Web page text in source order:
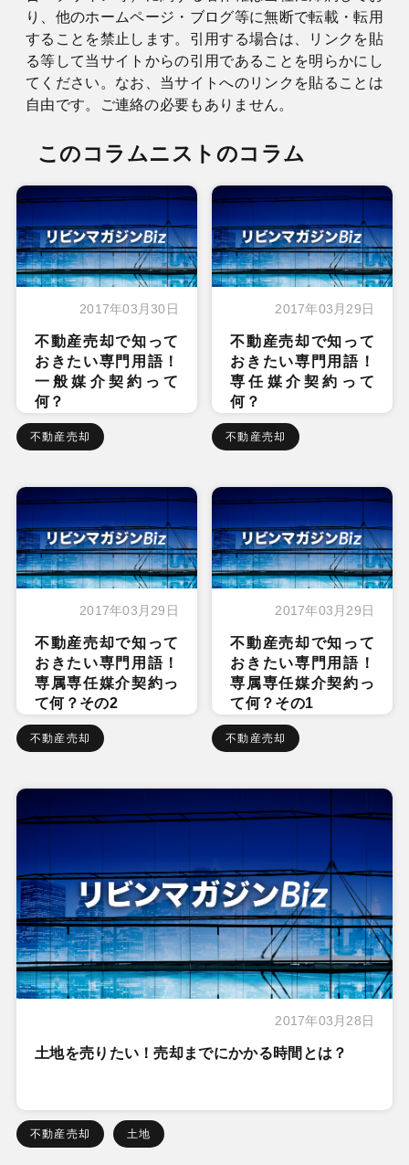
り、他のホームページ・ブログ等に無断で転載・転用
することを禁止します。引用する場合は、リンクを貼
る等して当サイトからの引用であることを明らかにし
てください。なお、当サイトへのリンクを貼ることは
自由です。ご連絡の必要もありません。
このコラムニストのコラム
2017年03月30日
不動産売却で知って
おきたい専門用語！
一般媒介契約って
何？
不動産売却
2017年03月29日
不動産売却で知って
おきたい専門用語！
専任媒介契約って
何？
不動産売却
2017年03月29日
不動産売却で知って
おきたい専門用語！
専属専任媒介契約っ
て何？その2
不動産売却
2017年03月29日
不動産売却で知って
おきたい専門用語！
専属専任媒介契約っ
て何？その1
不動産売却
2017年03月28日
土地を売りたい！売却までにかかる時間とは？
不動産売却 土地